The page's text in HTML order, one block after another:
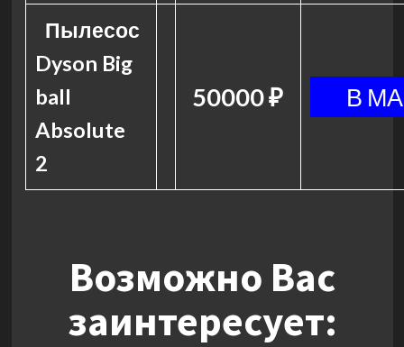
Пылесос
Dyson Big
ball
Absolute
2
50000 ₽
Возможно Вас
заинтересует: